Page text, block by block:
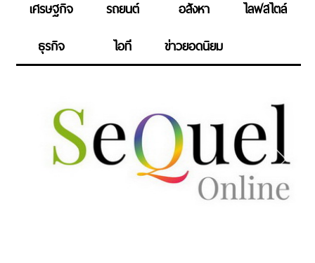
เศรษฐกิจ
รถยนต์ อสังหา
ไลฟสไตล์
ธุรกิจ
ไอที ข่าวยอดนิยม